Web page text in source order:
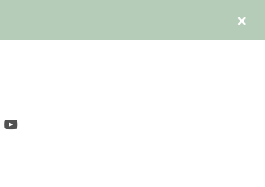
×